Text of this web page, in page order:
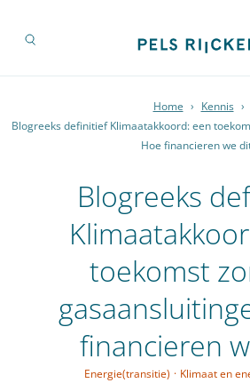
Home › Kennis ›
Blogreeks definitief Klimaatakkoord: een
Hoe financieren we
Blogreeks
toekomst
financieren
Energie(transitie) · Klimaat en